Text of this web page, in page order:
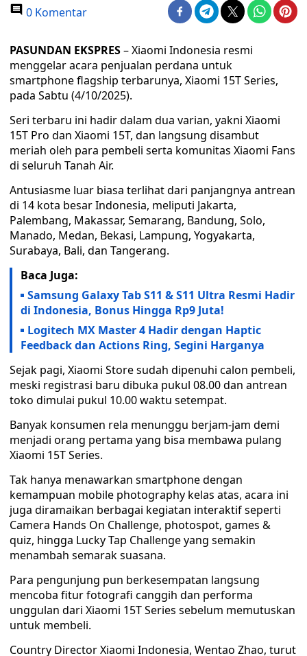
0 Komentar
PASUNDAN EKSPRES– Xiaomi Indonesia resmi
menggelar acara penjualan perdana untuk
smartphone flagship terbarunya, Xiaomi 15T Series,
pada Sabtu (4/10/2025).
Seri terbaru ini hadir dalam dua varian, yakni Xiaomi
15T Pro dan Xiaomi 15T, dan langsung disambut
meriah oleh para pembeli serta komunitas Xiaomi Fans
di seluruh Tanah Air.
Antusiasme luar biasa terlihat dari panjangnya antrean
di 14 kota besar Indonesia, meliputi Jakarta,
Palembang, Makassar, Semarang, Bandung, Solo,
Manado, Medan, Bekasi, Lampung, Yogyakarta,
Surabaya, Bali, dan Tangerang.
Baca Juga:
Samsung Galaxy Tab S11 & S11 Ultra Resmi Hadir
di Indonesia, Bonus Hingga Rp9 Juta!
Logitech MX Master 4 Hadir dengan Haptic
Feedback dan Actions Ring, Segini Harganya
Sejak pagi, Xiaomi Store sudah dipenuhi calon pembeli,
meski registrasi baru dibuka pukul 08.00 dan antrean
toko dimulai pukul 10.00 waktu setempat.
Banyak konsumen rela menunggu berjam-jam demi
menjadi orang pertama yang bisa membawa pulang
Xiaomi 15T Series.
Tak hanya menawarkan smartphone dengan
kemampuan mobile photography kelas atas, acara ini
juga diramaikan berbagai kegiatan interaktif seperti
Camera Hands On Challenge, photospot, games &
quiz, hingga Lucky Tap Challenge yang semakin
menambah semarak suasana.
Para pengunjung pun berkesempatan langsung
mencoba fitur fotografi canggih dan performa
unggulan dari Xiaomi 15T Series sebelum memutuskan
untuk membeli.
Country Director Xiaomi Indonesia, Wentao Zhao, turut